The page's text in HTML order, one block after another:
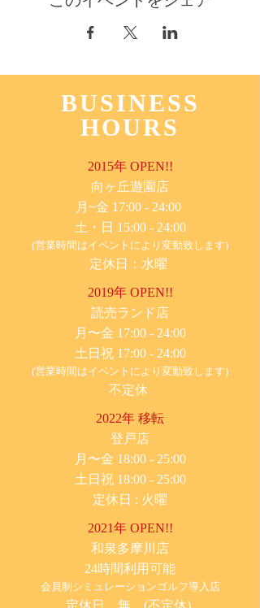
BUSINESS
HOURS
2015年 OPEN!!
​向ヶ丘遊園店
月~金 17:00 - 24:00
土・日 15:00 - 24:00
(営業時間はイベントにより変動致します)
定休日：水曜
2019年 OPEN!!
​読売ランド店
月〜金 17:00 - 24:00
土日祝 17:00 - 24:00
(営業時間はイベントにより変動致します)
不定休
2022年 移転
​登戸店
月〜金 18:00 - 25:00
土日祝 18:00 - 25:00
​定休日 : 火曜
2021年 OPEN!!
​和泉多摩川店
24時間利用可能
​会員制シミュレーションゴルフ導入店
定休日 無 (不定休)